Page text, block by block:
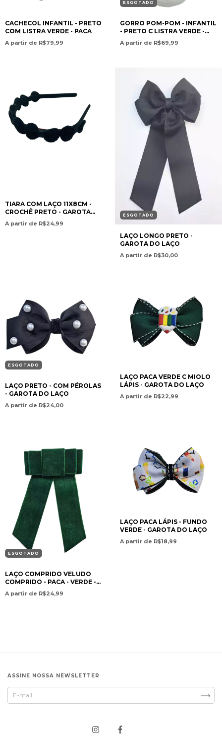
CACHECOL INFANTIL - PRETO
COM LISTRA VERDE - PACA
A partir de R$79,99
ESGOTADO
GORRO POM-POM - INFANTIL
- PRETO C LISTRA VERDE -
A partir de R$69,99
TIARA COM LAÇO 11X8CM -
CROCHÊ PRETO - GAROTA
DO LAÇO
A partir de R$24,99
ESGOTADO
LAÇO LONGO PRETO -
GAROTA DO LAÇO
A partir de R$30,00
ESGOTADO
LAÇO PRETO - COM PÉROLAS
- GAROTA DO LAÇO
A partir de R$24,00
LAÇO PACA VERDE C MIOLO
LÁPIS - GAROTA DO LAÇO
A partir de R$22,99
ESGOTADO
LAÇO COMPRIDO VELUDO
COMPRIDO - PACA - VERDE -
GAROTA DO LAÇO
A partir de R$24,99
LAÇO PACA LÁPIS - FUNDO
VERDE - GAROTA DO LAÇO
A partir de R$18,99
ASSINE NOSSA NEWSLETTER